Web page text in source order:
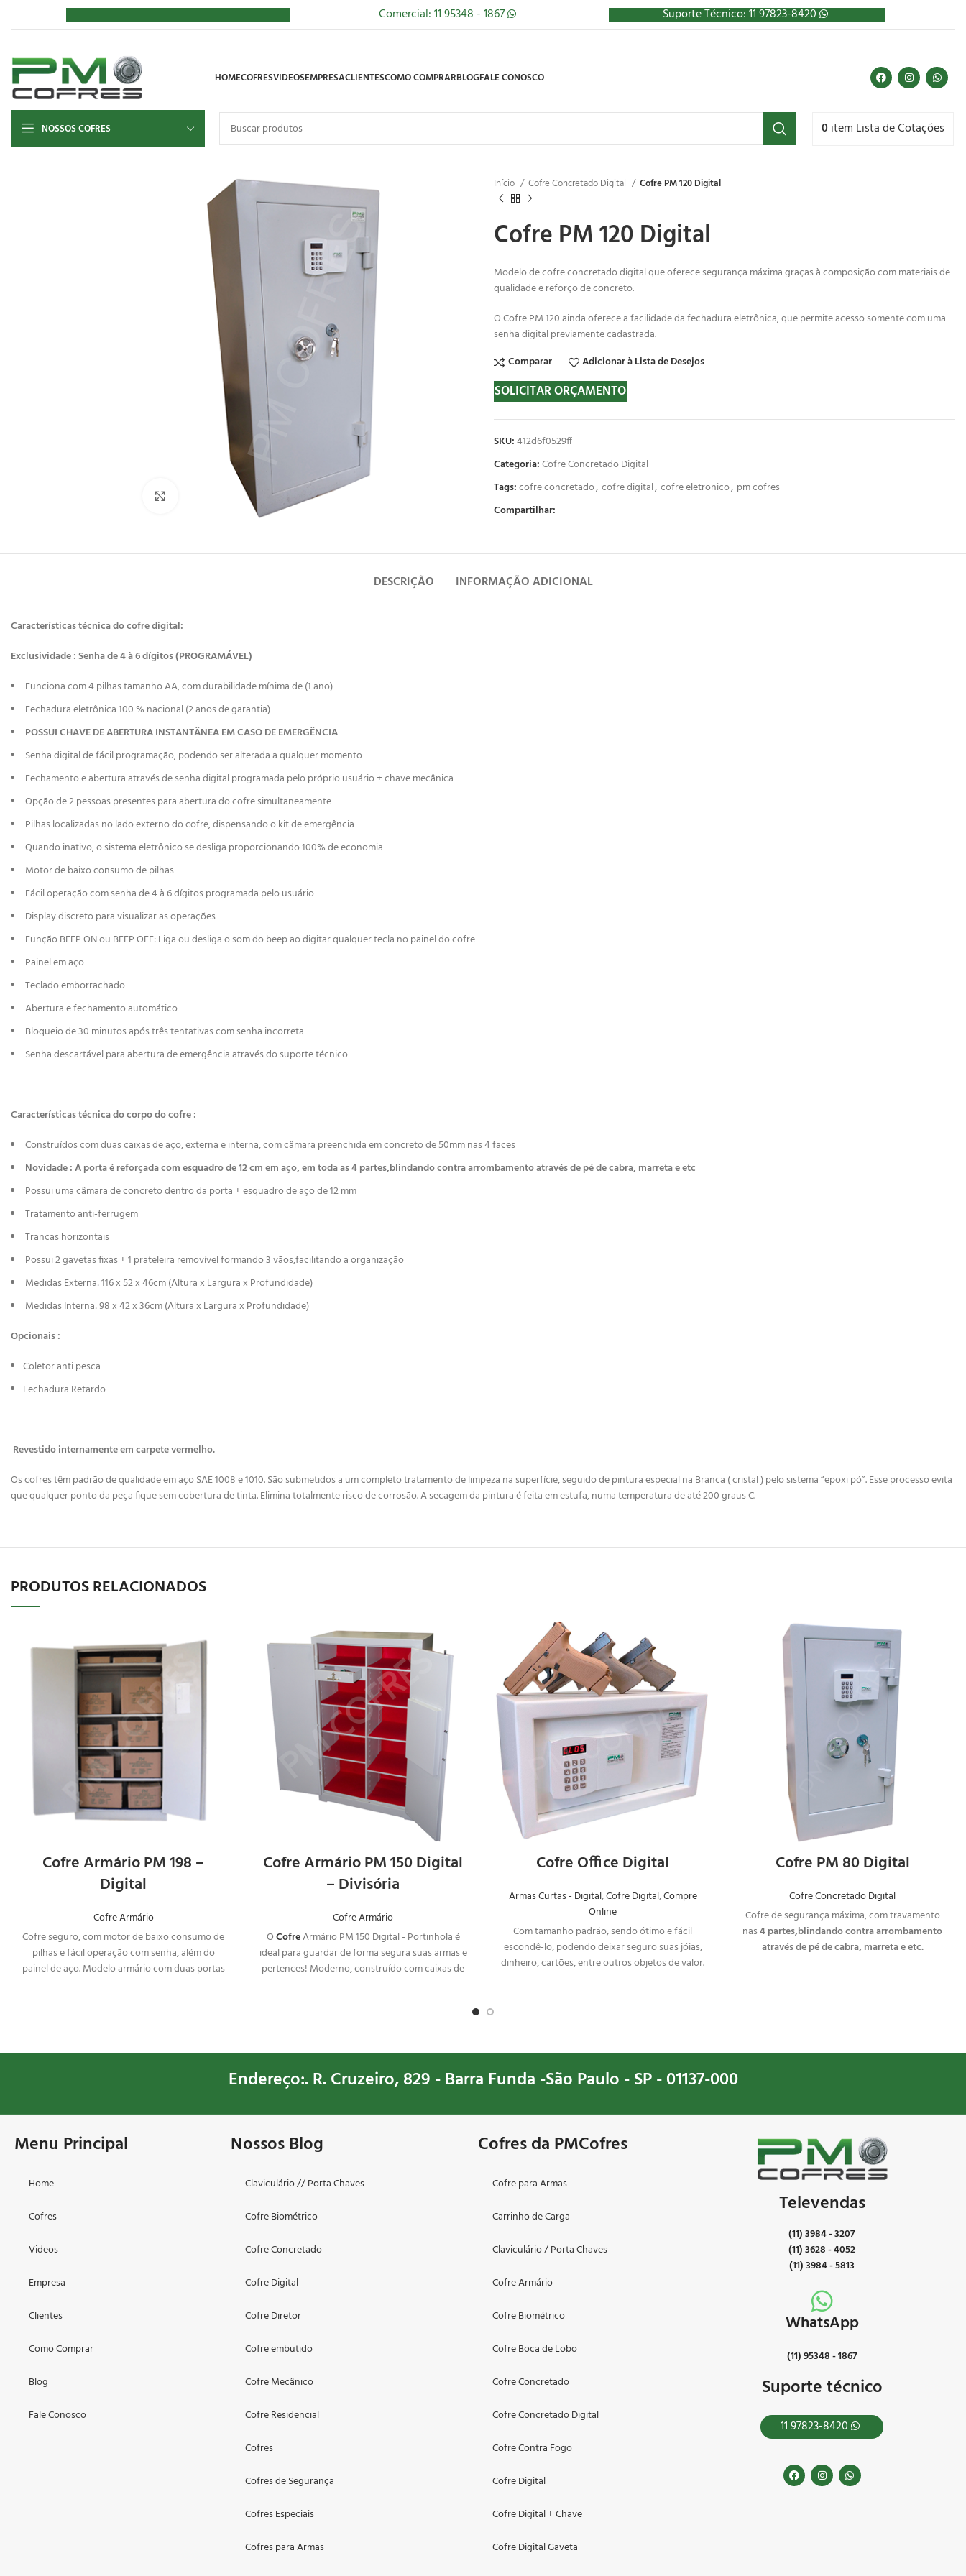
Comercial: 11 95348 - 1867 Suporte Técnico: 11 97823-8420
HOMECOFRESVIDEOSEMPRESACLIENTESCOMO COMPRARBLOGFALE CONOSCO
NOSSOS COFRES 0 item Lista de Cotações
Clique para ampliar
Início Cofre Concretado Digital Cofre PM 120 Digital
Cofre PM 120 Digital
Modelo de cofre concretado digital que oferece segurança máxima graças à composição com materiais de
qualidade e reforço de concreto.
O Cofre PM 120 ainda oferece a facilidade da fechadura eletrônica, que permite acesso somente com uma
senha digital previamente cadastrada.
Comparar
Adicionar à Lista de Desejos
SOLICITAR ORÇAMENTO
SKU:412d6f0529ff
Categoria:Cofre Concretado Digital
Tags:cofre concretado, cofre digital, cofre eletronico, pm cofres
Compartilhar:
DESCRIÇÃO INFORMAÇÃO ADICIONAL
Características técnica do cofre digital:
Exclusividade : Senha de 4 à 6 dígitos (PROGRAMÁVEL)
Funciona com 4 pilhas tamanho AA, com durabilidade mínima de (1 ano)
Fechadura eletrônica 100 % nacional (2 anos de garantia)
POSSUI CHAVE DE ABERTURA INSTANTÂNEA EM CASO DE EMERGÊNCIA
Senha digital de fácil programação, podendo ser alterada a qualquer momento
Fechamento e abertura através de senha digital programada pelo próprio usuário + chave mecânica
Opção de 2 pessoas presentes para abertura do cofre simultaneamente
Pilhas localizadas no lado externo do cofre, dispensando o kit de emergência
Quando inativo, o sistema eletrônico se desliga proporcionando 100% de economia
Motor de baixo consumo de pilhas
Fácil operação com senha de 4 à 6 dígitos programada pelo usuário
Display discreto para visualizar as operações
Função BEEP ON ou BEEP OFF: Liga ou desliga o som do beep ao digitar qualquer tecla no painel do cofre
Painel em aço
Teclado emborrachado
Abertura e fechamento automático
Bloqueio de 30 minutos após três tentativas com senha incorreta
Senha descartável para abertura de emergência através do suporte técnico
Características técnica do corpo do cofre :
Construídos com duas caixas de aço, externa e interna, com câmara preenchida em concreto de 50mm nas 4 faces
Novidade : A porta é reforçada com esquadro de 12 cm em aço, em toda as 4 partes,blindando contra arrombamento através de pé de cabra, marreta e etc
Possui uma câmara de concreto dentro da porta + esquadro de aço de 12 mm
Tratamento anti-ferrugem
Trancas horizontais
Possui 2 gavetas fixas + 1 prateleira removível formando 3 vãos,facilitando a organização
Medidas Externa: 116 x 52 x 46cm (Altura x Largura x Profundidade)
Medidas Interna: 98 x 42 x 36cm (Altura x Largura x Profundidade)
Opcionais :
Coletor anti pesca
Fechadura Retardo
Revestido internamente em carpete vermelho.
Os cofres têm padrão de qualidade em aço SAE 1008 e 1010. São submetidos a um completo tratamento de limpeza na superfície, seguido de pintura especial na Branca ( cristal ) pelo sistema “epoxi pó”. Esse processo evita
que qualquer ponto da peça fique sem cobertura de tinta. Elimina totalmente risco de corrosão. A secagem da pintura é feita em estufa, numa temperatura de até 200 graus C.
PRODUTOS RELACIONADOS
Cofre Armário PM 198 –
Digital
Cofre Armário
Cofre seguro, com motor de baixo consumo de
pilhas e fácil operação com senha, além do
painel de aço. Modelo armário com duas portas
SOLICITAR
ORÇAMENTO
Cofre Armário PM 150 Digital
– Divisória
Cofre Armário
OCofreArmário PM 150 Digital - Portinhola é
ideal para guardar de forma segura suas armas e
pertences! Moderno, construído com caixas de
SOLICITAR
ORÇAMENTO
Cofre Office Digital
Armas Curtas - Digital,Cofre Digital,Compre
Online
Com tamanho padrão, sendo ótimo e fácil
escondê-lo, podendo deixar seguro suas jóias,
dinheiro, cartões, entre outros objetos de valor.
SOLICITAR
ORÇAMENTO
Cofre PM 80 Digital
Cofre Concretado Digital
Cofre de segurança máxima, com travamento
nas4 partes,blindando contra arrombamento
através de pé de cabra, marreta e etc.
SOLICITAR
ORÇAMENTO
Endereço:. R. Cruzeiro, 829 - Barra Funda -São Paulo - SP - 01137-000
Menu Principal
Home
Cofres
Videos
Empresa
Clientes
Como Comprar
Blog
Fale Conosco
Nossos Blog
Claviculário // Porta Chaves
Cofre Biométrico
Cofre Concretado
Cofre Digital
Cofre Diretor
Cofre embutido
Cofre Mecânico
Cofre Residencial
Cofres
Cofres de Segurança
Cofres Especiais
Cofres para Armas
Cofres da PMCofres
Cofre para Armas
Carrinho de Carga
Claviculário / Porta Chaves
Cofre Armário
Cofre Biométrico
Cofre Boca de Lobo
Cofre Concretado
Cofre Concretado Digital
Cofre Contra Fogo
Cofre Digital
Cofre Digital + Chave
Cofre Digital Gaveta
Televendas
(11) 3984 - 3207
(11) 3628 - 4052
(11) 3984 - 5813
WhatsApp
(11) 95348 - 1867
Suporte técnico
11 97823-8420